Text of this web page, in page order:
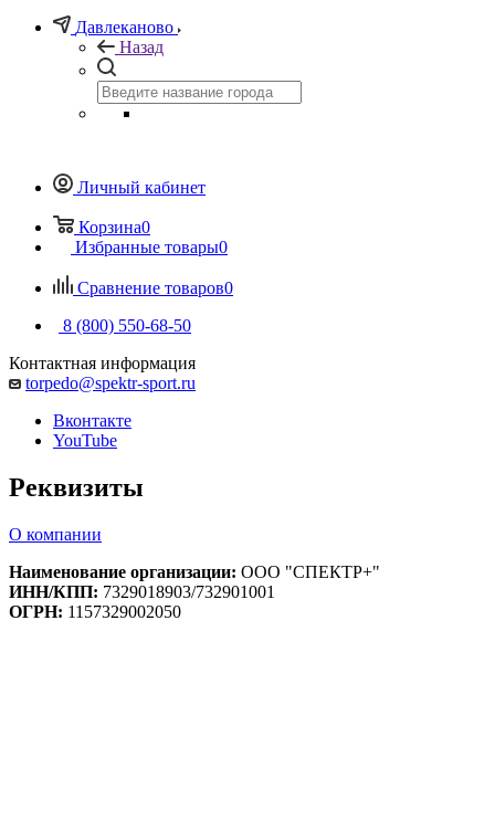
Давлеканово
Назад
Личный кабинет
Корзина0
Избранные товары0
Сравнение товаров0
8 (800) 550-68-50
Контактная информация
torpedo@spektr-sport.ru
Вконтакте
YouTube
Реквизиты
О компании
Наименование организации: ООО "СПЕКТР+"
ИНН/КПП: 7329018903/732901001
ОГРН: 1157329002050